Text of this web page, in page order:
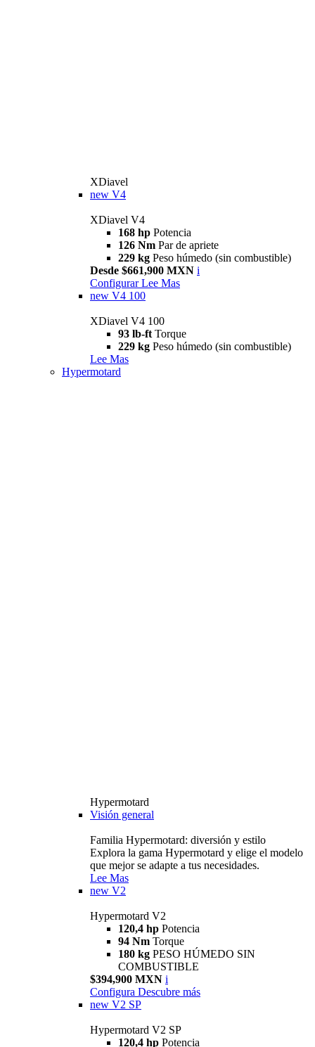
XDiavel
new V4
XDiavel V4
168 hp Potencia
126 Nm Par de apriete
229 kg Peso húmedo (sin combustible)
Desde $661,900 MXN i
Configurar Lee Mas
new V4 100
XDiavel V4 100
93 lb-ft Torque
229 kg Peso húmedo (sin combustible)
Lee Mas
Hypermotard
Hypermotard
Visión general
Familia Hypermotard: diversión y estilo
Explora la gama Hypermotard y elige el modelo
que mejor se adapte a tus necesidades.
Lee Mas
new V2
Hypermotard V2
120,4 hp Potencia
94 Nm Torque
180 kg PESO HÚMEDO SIN
COMBUSTIBLE
$394,900 MXN i
Configura Descubre más
new V2 SP
Hypermotard V2 SP
120,4 hp Potencia